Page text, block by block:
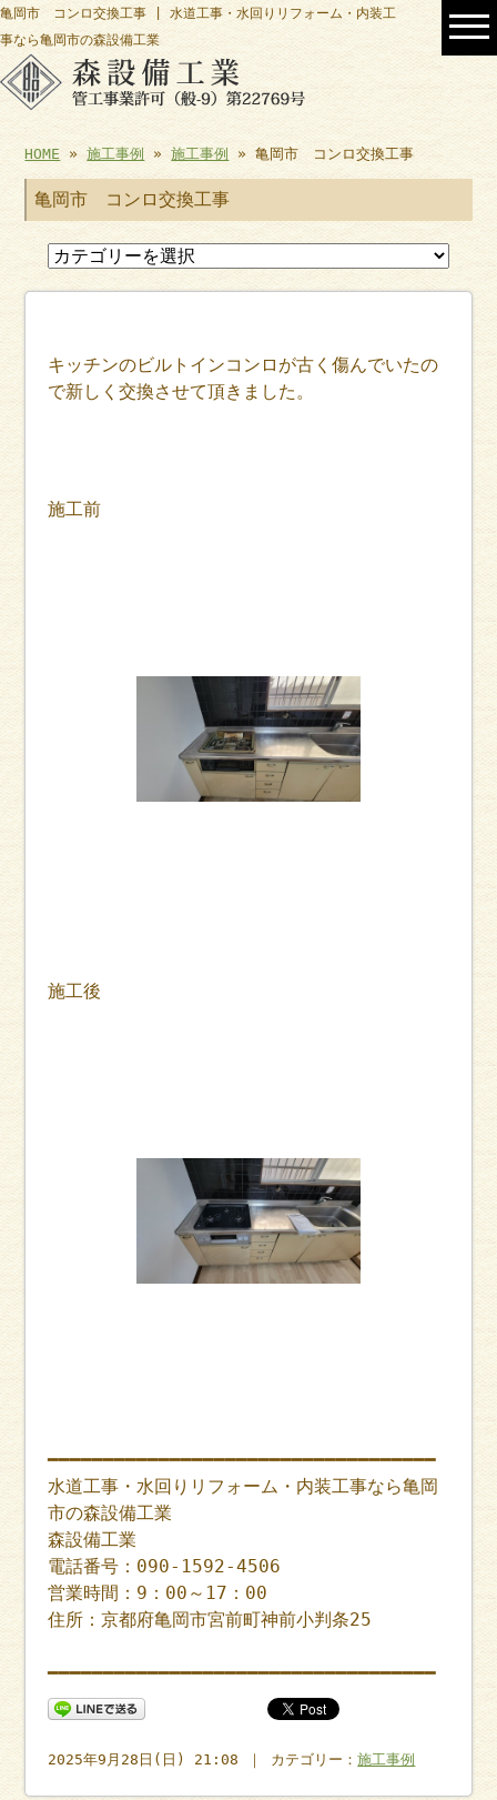
亀岡市 コンロ交換工事 | 水道工事・水回りリフォーム・内装工
事なら亀岡市の森設備工業
HOME »施工事例 »施工事例 » 亀岡市 コンロ交換工事
亀岡市 コンロ交換工事
キッチンのビルトインコンロが古く傷んでいたの
で新しく交換させて頂きました。
施工前
施工後
━━━━━━━━━━━━━━━━━━━━━━━━━━━━━━━━━━━
水道工事・水回りリフォーム・内装工事なら亀岡
市の森設備工業
森設備工業
電話番号：090-1592-4506
営業時間：9：00～17：00
住所：京都府亀岡市宮前町神前小判条25
━━━━━━━━━━━━━━━━━━━━━━━━━━━━━━━━━━━
2025年9月28日(日) 21:08 ｜ カテゴリー：施工事例